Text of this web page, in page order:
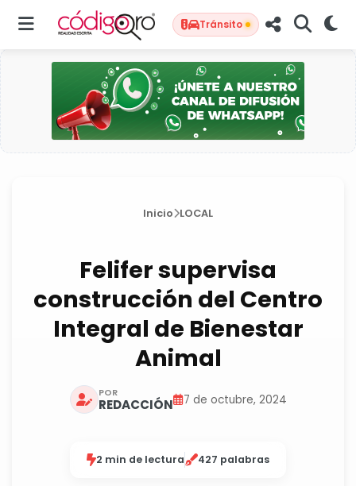
Tránsito
Inicio LOCAL
Felifer supervisa
construcción del Centro
Integral de Bienestar
Animal
POR
REDACCIÓN 7 de octubre, 2024
2 min de lectura 427 palabras